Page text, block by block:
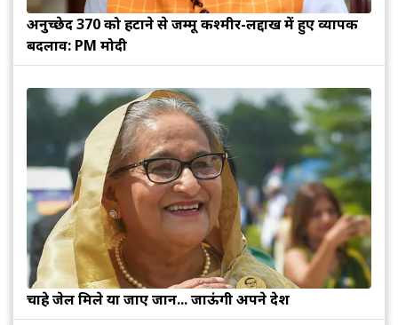
अनुच्छेद 370 को हटाने से जम्मू कश्मीर-लद्दाख में हुए व्यापक
बदलाव: PM मोदी
चाहे जेल मिले या जाए जान... जाऊंगी अपने देश